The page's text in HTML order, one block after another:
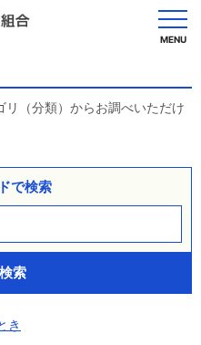
MENU
リ（分類）からお調べいただけ
で検索
検索
き